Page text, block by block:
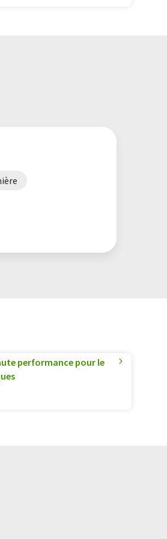
performance pour le